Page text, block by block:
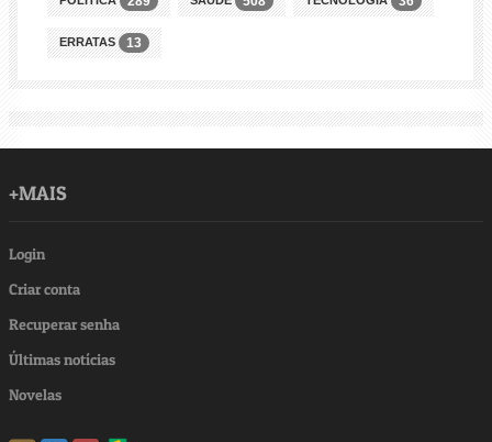
ERRATAS 13
+MAIS
Login
Criar conta
Recuperar senha
Últimas notícias
Novelas